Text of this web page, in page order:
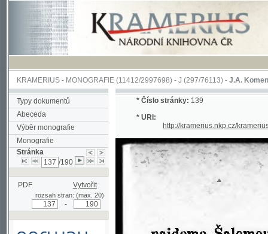
KRAMERIUS-MONOGRAFIE(11412/2997698) -J (297/76113)-J.A. Komenského
Typy dokumentů
Abeceda
Výběr monografie
Monografie
Stránka
/190
PDF Vytvořit
rozsah stran: (max. 20)
http://kramerius.nkp.cz/kramerius/